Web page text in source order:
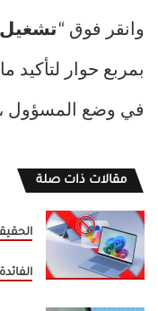
وانقر فوق “
بمربع حوار لتأكيد
في وضع المسؤول ،
مقالات ذات صلة
الفائدة